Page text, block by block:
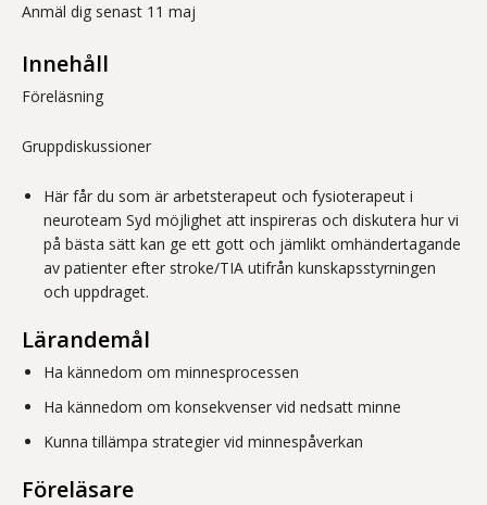
Anmäl dig senast 11 maj
Innehåll
Föreläsning
Gruppdiskussioner
Här får du som är arbetsterapeut och fysioterapeut i
neuroteam Syd möjlighet att inspireras och diskutera hur vi
på bästa sätt kan ge ett gott och jämlikt omhändertagande
av patienter efter stroke/TIA utifrån kunskapsstyrningen
och uppdraget.
Lärandemål
Ha kännedom om minnesprocessen
Ha kännedom om konsekvenser vid nedsatt minne
Kunna tillämpa strategier vid minnespåverkan
Föreläsare